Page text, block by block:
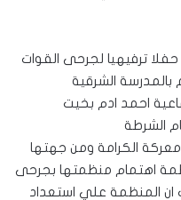
ترفيهيا لجرحى القوات
بالمدرسة الشرقية
احمد ادم بخيت
الشرطة
الكرامة ومن جهتها
اهتمام منظمتها بجرحى
ان المنظمة علي استعداد